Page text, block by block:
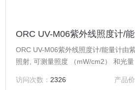
ORC UV-M06紫外线照度计/
ORC UV-M06紫外线照度计/能量计由
照射, 可测量照度 （mW/cm2） 和光
访问次数： 2326 产品价